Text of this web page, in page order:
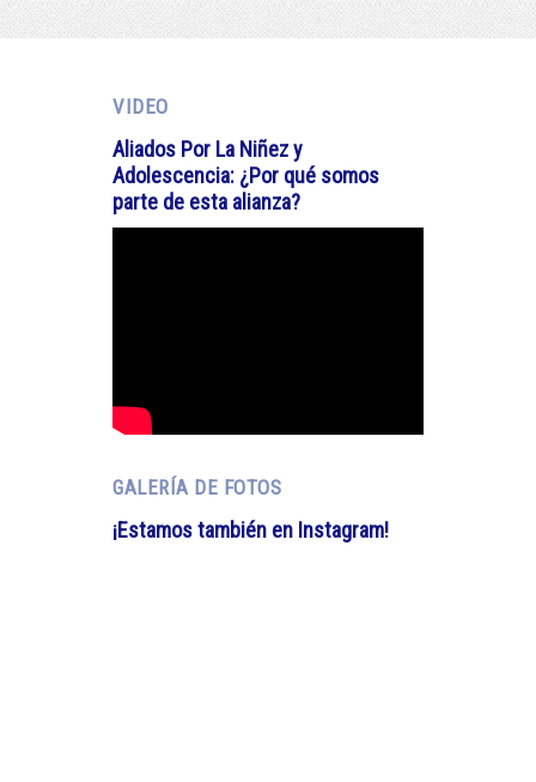
VIDEO
Aliados Por La Niñez y
Adolescencia: ¿Por qué somos
parte de esta alianza?
GALERÍA DE FOTOS
¡Estamos también en Instagram!